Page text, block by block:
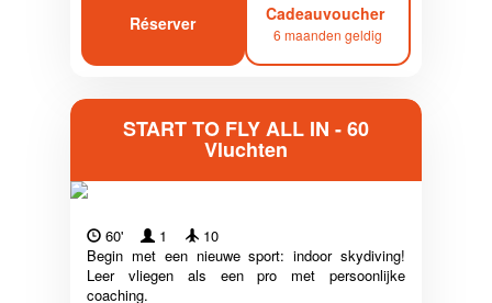
Réserver Cadeauvoucher
6 maanden geldig
START TO FLY ALL IN - 60
Vluchten
60' 1
10
Begin met een nieuwe sport: indoor skydiving!
Leer vliegen als een pro met persoonlijke
coaching.